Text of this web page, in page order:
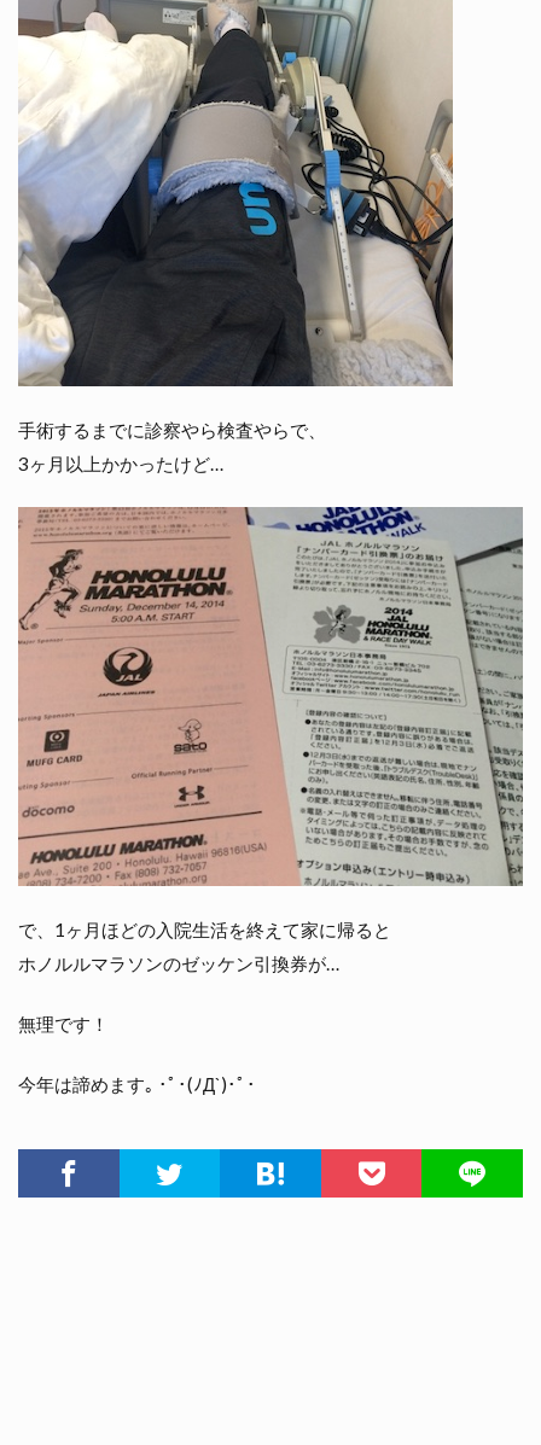
手術するまでに診察やら検査やらで、
3ヶ月以上かかったけど…
で、1ヶ月ほどの入院生活を終えて家に帰ると
ホノルルマラソンのゼッケン引換券が…
無理です！
今年は諦めます｡ ･ﾟ･(ﾉД`)･ﾟ･